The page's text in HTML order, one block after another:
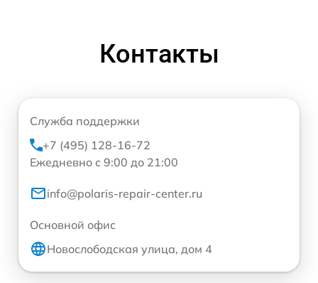
Контакты
Служба поддержки
+7 (495) 128-16-72
Ежедневно с 9:00 до 21:00
info@polaris-repair-center.ru
Основной офис
Новослободская улица, дом 4